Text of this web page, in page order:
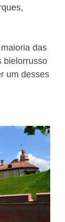
das
bielorrusso
um desses